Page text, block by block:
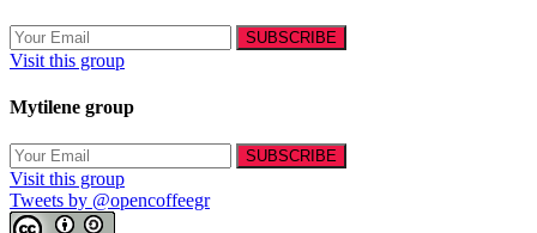
Visit this group
Mytilene group
Visit this group
Tweets by @opencoffeegr